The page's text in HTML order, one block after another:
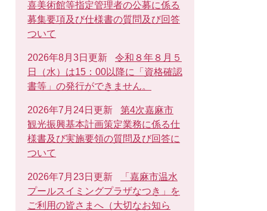
喜美術館等指定管理者の公募に係る
募集要項及び仕様書の質問及び回答
ついて
2026年8月3日更新
令和８年８月５
日（水）は15：00以降に「資格確認
書等」の発行ができません。
2026年7月24日更新
第4次嘉麻市
観光振興基本計画策定業務に係る仕
様書及び実施要領の質問及び回答に
ついて
2026年7月23日更新
「嘉麻市温水
プールスイミングプラザなつき」を
ご利用の皆さまへ（大切なお知ら